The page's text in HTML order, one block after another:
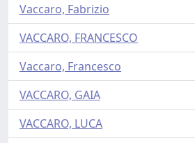
Vaccaro, Fabrizio
VACCARO, FRANCESCO
Vaccaro, Francesco
VACCARO, GAIA
VACCARO, LUCA